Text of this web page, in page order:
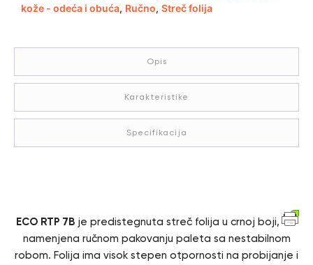
kože - odeća i obuća, Ručno, Streč folija
Opis
Karakteristike
Specifikacija
ECO RTP 7B je predistegnuta streč folija u crnoj boji,
namenjena ručnom pakovanju paleta sa nestabilnom
robom. Folija ima visok stepen otpornosti na probijanje i